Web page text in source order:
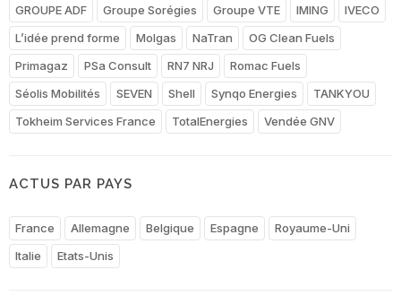
GROUPE ADF
Groupe Sorégies Groupe VTE IMING
IVECO
L’idée prend forme
Molgas NaTran
OG Clean Fuels
Primagaz
PSa Consult RN7 NRJ
Romac Fuels
Séolis Mobilités
SEVEN Shell Synqo Energies
TANKYOU
Tokheim Services France
TotalEnergies Vendée GNV
ACTUS PAR PAYS
France Allemagne Belgique Espagne
Royaume-Uni
Italie
Etats-Unis